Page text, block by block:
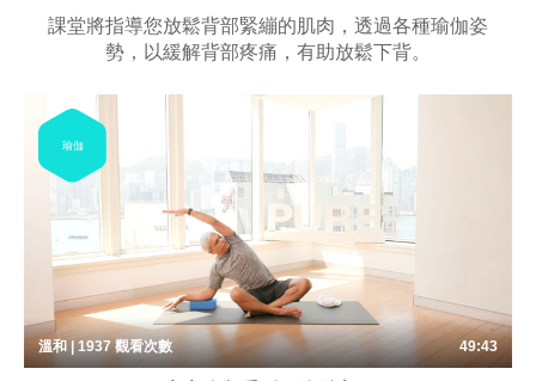
課堂將指導您放鬆背部緊繃的肌肉，透過各種瑜伽姿
勢，以緩解背部疼痛，有助放鬆下背。
瑜伽
溫和 | 1937觀看次數 49:43